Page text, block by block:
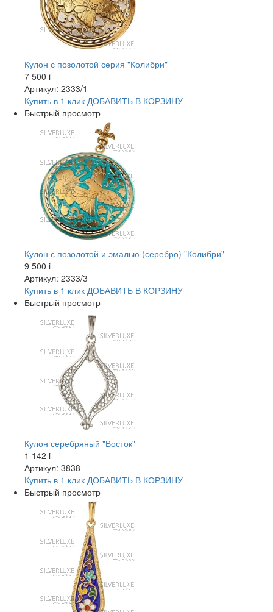
Кулон с позолотой серия "Колибри"
7 500 i
Артикул: 2333/1
Купить в 1 клик ДОБАВИТЬ В КОРЗИНУ
Быстрый просмотр
Кулон с позолотой и эмалью (серебро) "Колибри"
9 500 i
Артикул: 2333/3
Купить в 1 клик ДОБАВИТЬ В КОРЗИНУ
Быстрый просмотр
Кулон серебряный "Восток"
1 142 i
Артикул: 3838
Купить в 1 клик ДОБАВИТЬ В КОРЗИНУ
Быстрый просмотр